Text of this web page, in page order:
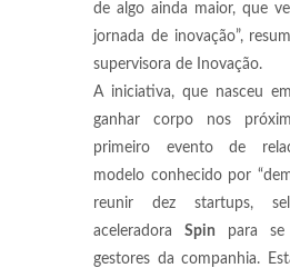
de algo ainda maior, que
jornada de inovação”,
supervisora de Inovação.
A iniciativa, que nasceu
ganhar corpo nos
primeiro evento de
modelo conhecido por
reunir dez startups,
aceleradora Spin para se
gestores da companhia.